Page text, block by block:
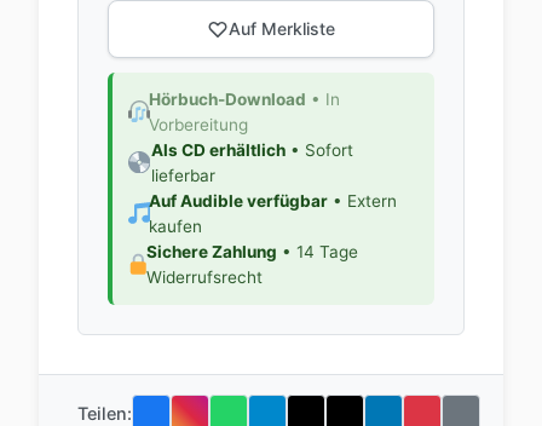
Auf Merkliste
Hörbuch-Download • In
Vorbereitung
Als CD erhältlich• Sofort
lieferbar
Auf Audible verfügbar• Extern
kaufen
Sichere Zahlung • 14 Tage
Widerrufsrecht
Teilen: